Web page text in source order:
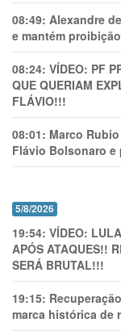
08:49: Alexandre
e mantém
08:24: VÍDEO: PF
QUE QUERIAM
FLÁVIO!!!
08:01: Marco
Flávio Bolsonaro e
5/8/2026
19:54: VÍDEO:
APÓS ATAQUES!!
SERÁ BRUTAL!!!
19:15:
marca histórica de